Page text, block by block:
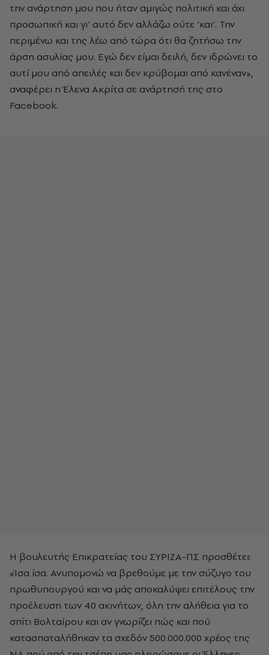
την ανάρτηση μου που ήταν αμιγώς πολιτική και όχι
προσωπική και γι' αυτό δεν αλλάζω ούτε 'και'. Την
περιμένω και της λέω από τώρα ότι θα ζητήσω την
άρση ασυλίας μου. Εγώ δεν είμαι δειλή, δεν ιδρώνει το
αυτί μου από απειλές και δεν κρύβομαι από κανέναν»,
αναφέρει η Έλενα Ακρίτα σε ανάρτησή της στο
Facebook.
Η βουλευτής Επικρατείας του ΣΥΡΙΖΑ-ΠΣ προσθέτει:
«Ίσα ίσα. Ανυπομονώ να βρεθούμε με την σύζυγο του
πρωθυπουργού και να μάς αποκαλύψει επιτέλους την
προέλευση των 40 ακινήτων, όλη την αλήθεια για το
σπίτι Βολταίρου και αν γνωρίζει πώς και πού
κατασπαταλήθηκαν τα σχεδόν 500.000.000 χρέος της